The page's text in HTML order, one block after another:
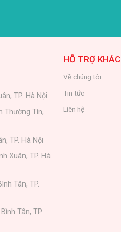
TP. Hà Nội
Thường Tín,
TP. Hà Nội
Xuân, TP. Hà
Tân, TP.
Tân, TP.
HỖ TRỢ
Về chúng tôi
Tin tức
Liên hệ